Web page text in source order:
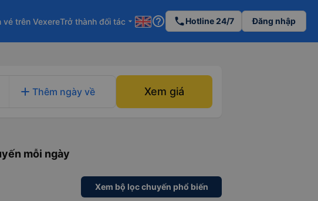
vé trên VexereTrở thành đối tác arrow_drop_down help_outline phoneHotline 24/7 Đăng nhập
add Thêm ngày về Xem giá
mỗi ngày
Xem bộ lọc chuyến phổ biến